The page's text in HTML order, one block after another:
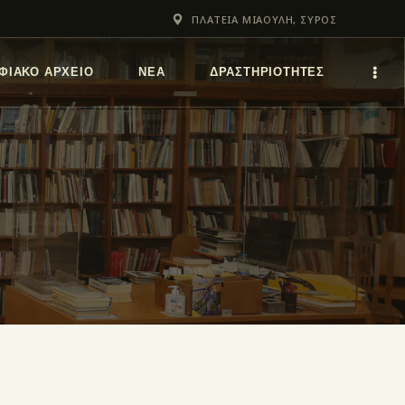
ΠΛΑΤΕΙΑ ΜΙΑΟΥΛΗ, ΣΥΡΟΣ
ΑΡΧΕΊΟ ΝΕΑ ΔΡΑΣΤΗΡΙΟΤΗΤΕΣ